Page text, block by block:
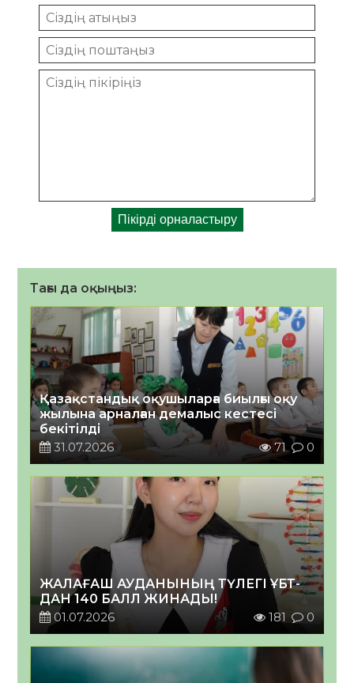
Тағы да оқыңыз:
Қазақстандық оқушыларға биылғы оқу
жылына арналған демалыс кестесі
бекітілді
31.07.2026
71 0
ЖАЛАҒАШ АУДАНЫНЫҢ ТҮЛЕГІ ҰБТ-
ДАН 140 БАЛЛ ЖИНАДЫ!
01.07.2026
181 0